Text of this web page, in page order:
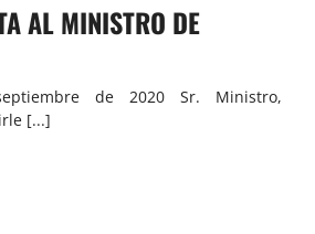
AL MINISTRO DE
de 2020 Sr. Ministro,
[...]